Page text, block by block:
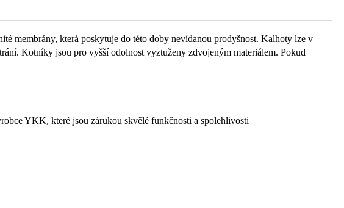
membrány, která poskytuje do této doby nevídanou prodyšnost. Kalhoty lze v
Kotníky jsou pro vyšší odolnost vyztuženy zdvojeným materiálem. Pokud
YKK, které jsou zárukou skvělé funkčnosti a spolehlivosti